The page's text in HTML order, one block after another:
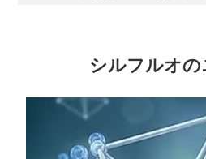
シルフルオの